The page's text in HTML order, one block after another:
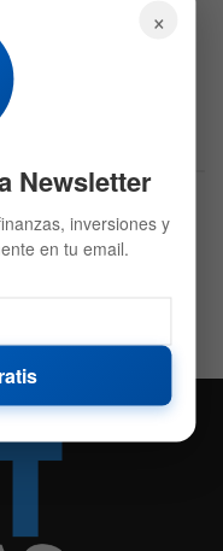
alza del 16%
593
×
Newsletter
inversiones y
en tu email.